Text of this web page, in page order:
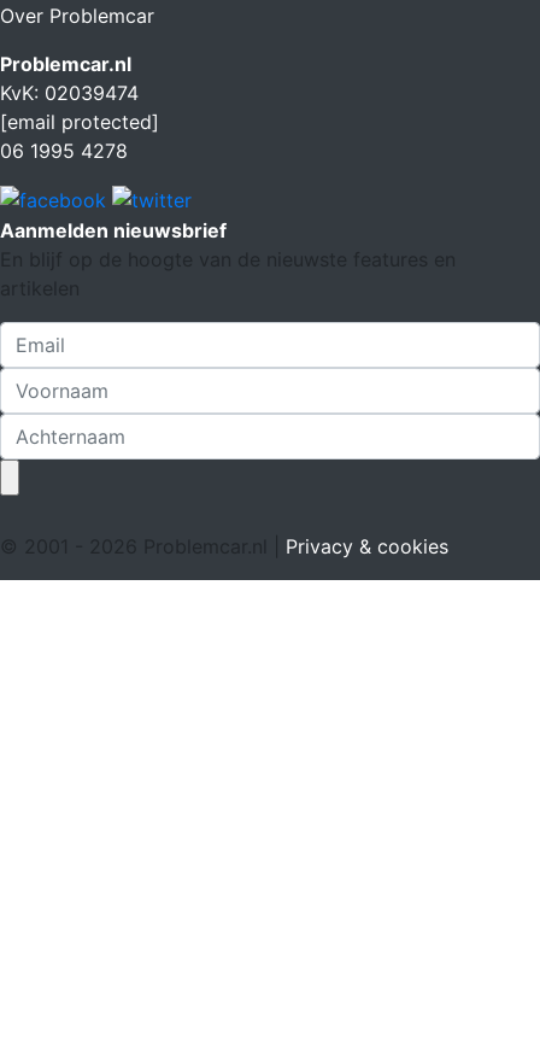
Over Problemcar
Problemcar.nl
KvK: 02039474
[email protected]
06 1995 4278
Aanmelden nieuwsbrief
En blijf op de hoogte van de nieuwste features en
artikelen
© 2001 - 2026 Problemcar.nl | Privacy & cookies